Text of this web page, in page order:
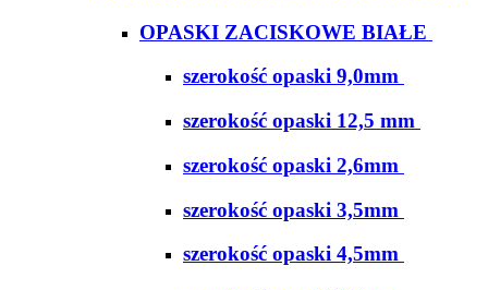
OPASKI ZACISKOWE BIAŁE
szerokość opaski 9,0mm
szerokość opaski 12,5 mm
szerokość opaski 2,6mm
szerokość opaski 3,5mm
szerokość opaski 4,5mm